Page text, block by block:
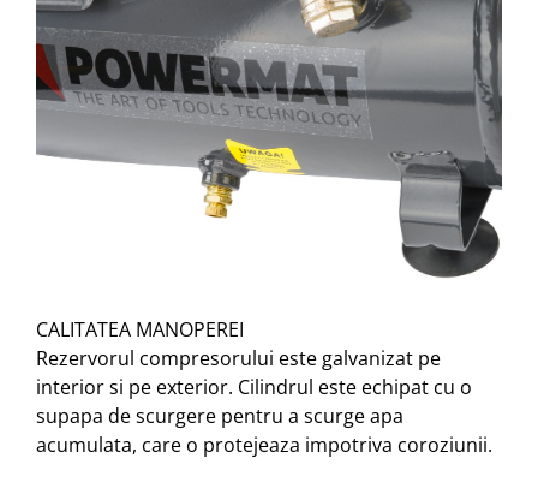
CALITATEA MANOPEREI
Rezervorul compresorului este galvanizat pe
interior si pe exterior. Cilindrul este echipat cu o
supapa de scurgere pentru a scurge apa
acumulata, care o protejeaza impotriva coroziunii.